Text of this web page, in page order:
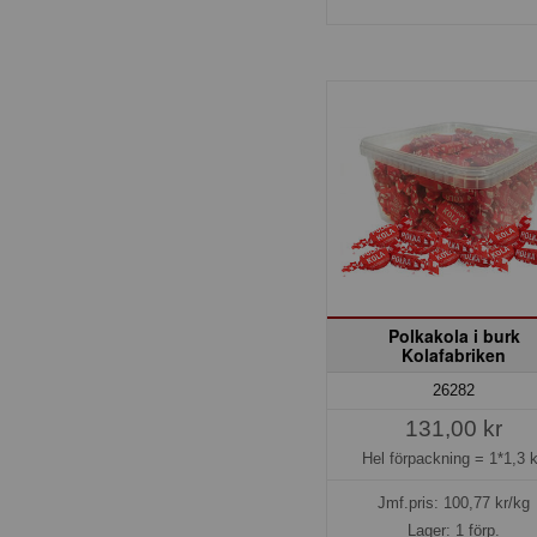
Polkakola i burk
Kolafabriken
26282
131,00 kr
Hel förpackning = 1*1,3
Jmf.pris: 100,77 kr/kg
Lager: 1 förp.